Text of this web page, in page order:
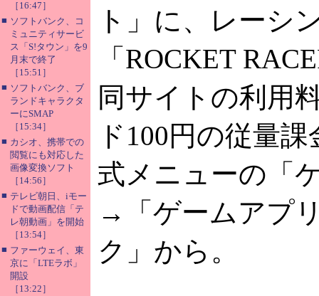
［16:47］
■ ソフトバンク、コ
ミュニティサービ
ス「S!タウン」を9
月末で終了
［15:51］
■ ソフトバンク、ブ
ランドキャラクタ
ーにSMAP
［15:34］
■ カシオ、携帯での
閲覧にも対応した
画像変換ソフト
［14:56］
■ テレビ朝日、iモー
ドで動画配信「テ
レ朝動画」を開始
［13:54］
■ ファーウェイ、東
京に「LTEラボ」
開設
［13:22］
ト」に、レーシ
「ROCKET
同サイトの利用
ド100円の従量
式メニューの「
→「ゲームアプ
ク」から。